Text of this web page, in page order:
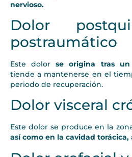
nervioso.
Dolor
postraumático
Este dolorse origina tras un
tiende a mantenerse en el
periodo de recuperación.
Dolor visceral
Este dolor se produce en la
así como en la cavidad